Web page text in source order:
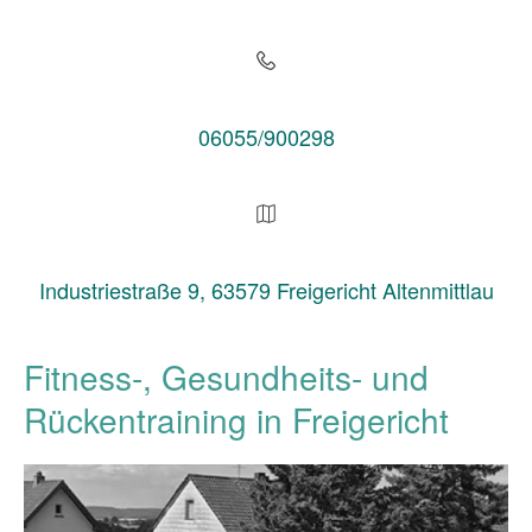
06055/900298
Industriestraße 9, 63579 Freigericht Altenmittlau
Fitness-, Gesundheits- und
Rückentraining in Freigericht